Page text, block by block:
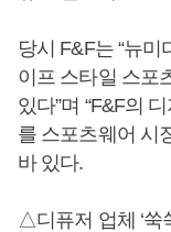
당시 F&F는 “뉴
이프 스타일 스포
있다”며 “F&F의
를 스포츠웨어 시
바 있다.
△디퓨저 업체 ‘쑥